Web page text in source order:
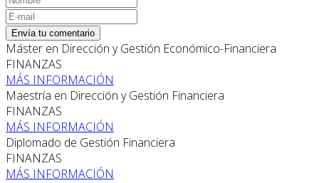
Envía tu comentario
Máster en Dirección y Gestión Económico-Financiera
FINANZAS
MÁS INFORMACIÓN
Maestría en Dirección y Gestión Financiera
FINANZAS
MÁS INFORMACIÓN
Diplomado de Gestión Financiera
FINANZAS
MÁS INFORMACIÓN